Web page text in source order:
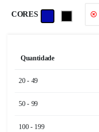
CORES
Quantidade
20 - 49
50 - 99
100 - 199